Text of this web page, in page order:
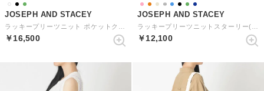
JOSEPH AND STACEY
￥16,500
JOSEPH AND STACEY
￥12,100